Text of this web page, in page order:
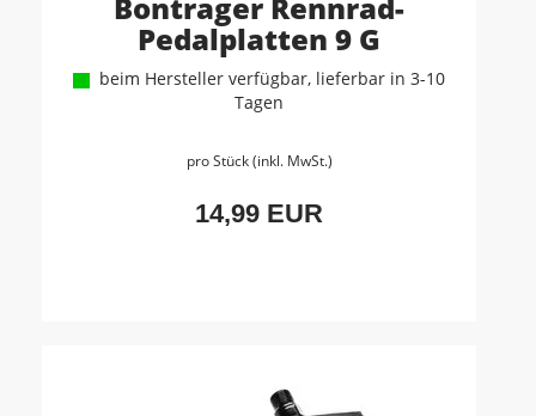
Pedalplatten 9 G
beim Hersteller verfügbar, lieferbar in 3-10
Tagen
pro Stück (inkl. MwSt.)
14,99 EUR